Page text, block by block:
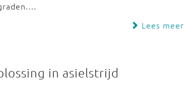
Lees meer
in asielstrijd